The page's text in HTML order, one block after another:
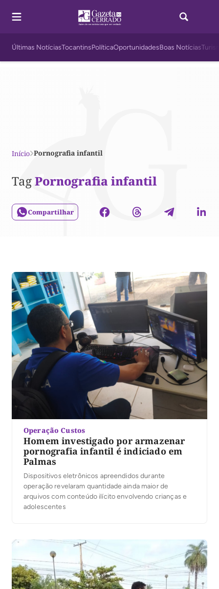
Últimas NotíciasTocantinsPolíticaOportunidadesBoas Notícias
Início Pornografia infantil
TagPornografia infantil
Compartilhar
Operação Custos
Homem investigado por armazenar
pornografia infantil é indiciado em
Palmas
Dispositivos eletrônicos apreendidos durante
operação revelaram quantidade ainda maior de
arquivos com conteúdo ilícito envolvendo crianças e
adolescentes